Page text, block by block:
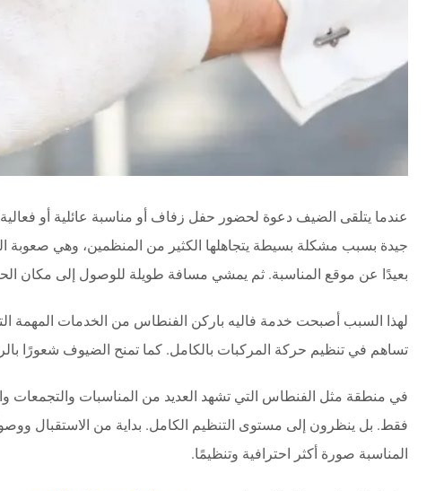
عندما يتلقى الضيف دعوة لحضور حفل زفاف أو مناسبة عائلية أو
جيدة بسبب مشكلة بسيطة يتجاهلها الكثير من المنظمين، وهي
بعيدًا عن موقع المناسبة. ثم يمشي مسافة طويلة للوصول إلى مكان
لهذا السبب أصبحت خدمة فاليه باركن الفنطاس من الخدمات المهمة
تساهم في تنظيم حركة المركبات بالكامل. كما تمنح الضيوف شعورًا
في منطقة مثل الفنطاس التي تشهد العديد من المناسبات والتجمعات
فقط. بل ينظرون إلى مستوى التنظيم الكامل. بداية من الاستقبال
المناسبة صورة أكثر احترافية وتنظيمًا.